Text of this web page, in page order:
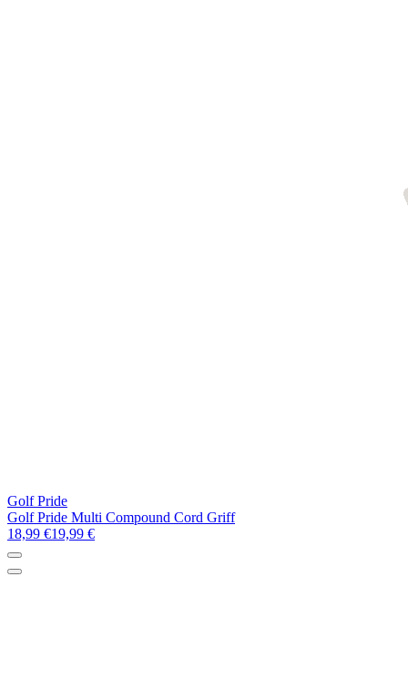
Golf Pride
Golf Pride Multi Compound Cord Griff
18,99 €19,99 €